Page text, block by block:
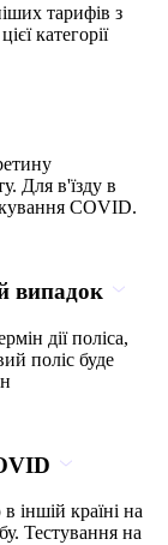
тарифів з
категорії
Для в'їзду в
COVID.
випадок
дії поліса,
поліс буде
іншій країні на
Тестування на